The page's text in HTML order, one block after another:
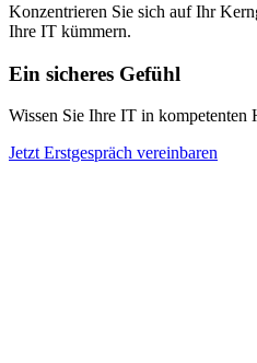
Konzentrieren Sie sich auf Ihr
Ihre IT kümmern.
Ein sicheres Gefühl
Wissen Sie Ihre IT in kompetenten
Jetzt Erstgespräch vereinbaren